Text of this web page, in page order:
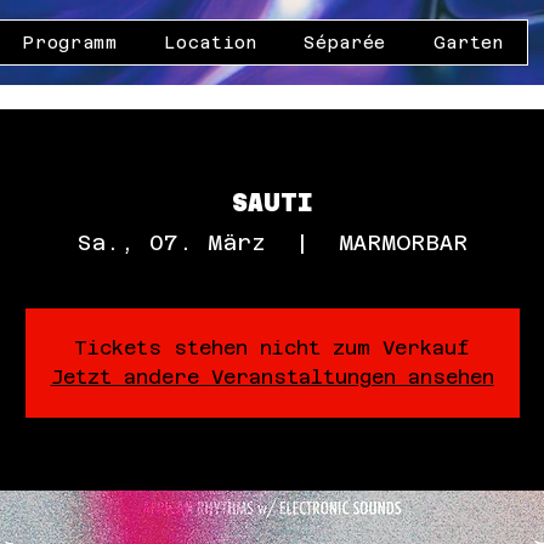
Programm Location Séparée Garten
SAUTI
Sa., 07. März
  |
MARMORBAR
Tickets stehen nicht zum Verkauf
Jetzt andere Veranstaltungen ansehen